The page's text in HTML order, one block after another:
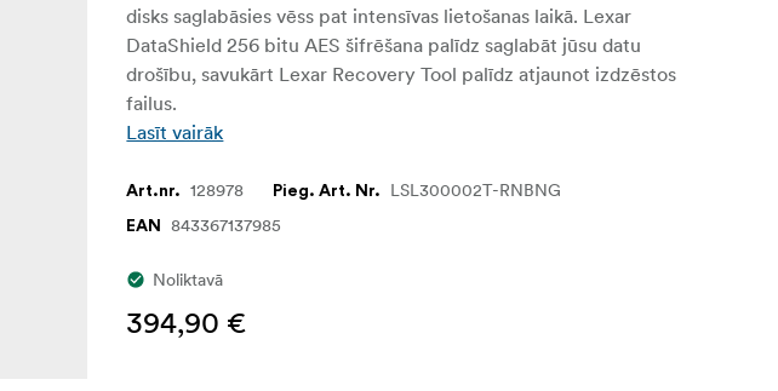
disks saglabāsies vēss pat intensīvas lietošanas laikā. Lexar
DataShield 256 bitu AES šifrēšana palīdz saglabāt jūsu datu
drošību, savukārt Lexar Recovery Tool palīdz atjaunot izdzēstos
failus.
Lasīt vairāk
Art.nr. 128978 Pieg. Art. Nr. LSL300002T-RNBNG
EAN 843367137985
Noliktavā
394,90 €